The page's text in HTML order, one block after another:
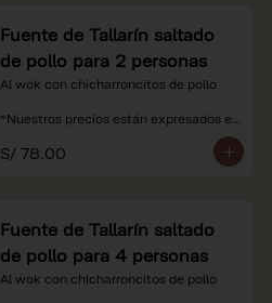
Fuente de Tallarín saltado
de pollo para 2 personas
Al wok con chicharroncitos de pollo
*Nuestros precios están expresados en
recargo al consumo.
S/ 78.00
Fuente de Tallarín saltado
de pollo para 4 personas
Al wok con chicharroncitos de pollo